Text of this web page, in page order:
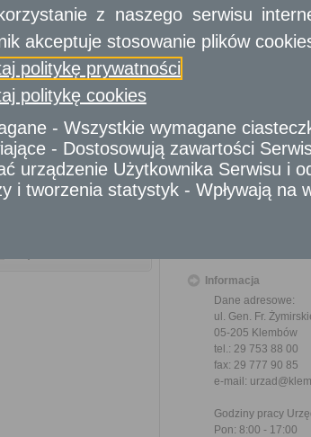
lokalowa
społeczna
i wnioski
i Rekreacja
komunikacyjne
obywatelskie
informacji publicznej
Stanu Cywilnego
Usługi
Wymagane
Wypełniony
Obywatel
Termin załatwienia
Sprawa
terminu nie wlicza
zawieszenia
Informacja
Dane adresowe:
ul. Gen. Fr.
05-205 Klembów
tel.: 29 753 88 00
fax: 29 777 90 85
e-mail:
Godziny pracy
Pon: 8:00 - 17:00
z naszego serwisu
akceptuje stosowanie plików
politykę prywatności
politykę cookies
- Wszystkie wymagane
- Dostosowują zawartości
urządzenie Użytkownika Serwisu i
i tworzenia statystyk - Wpływają na